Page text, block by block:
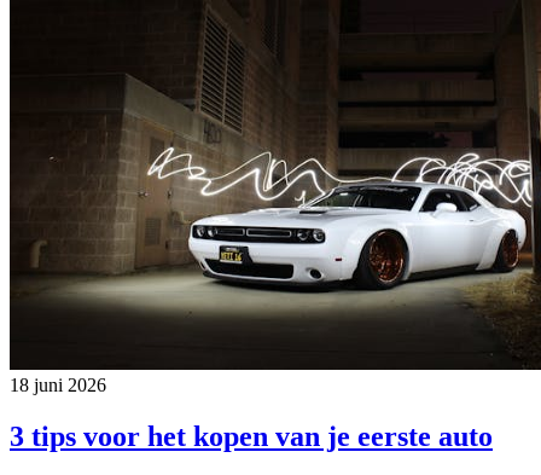
18 juni 2026
3 tips voor het kopen van je eerste auto